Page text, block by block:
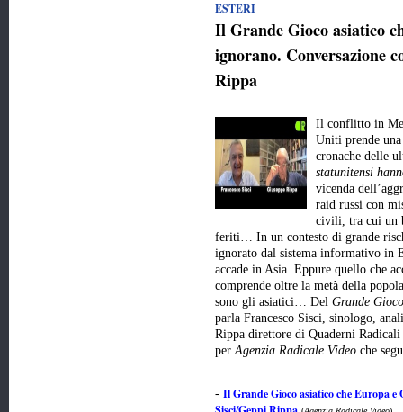
ESTERI
Il Grande Gioco asiatico
ignorano. Conversazione
Rippa
Il conflitto in
Uniti prende
cronache delle
statunitensi
vicenda
raid russi con
civili, tra cui un
feriti… In un contesto di grande
ignorato dal sistema informativo in
accade in Asia. Eppure quello che
comprende oltre la metà della
sono gli asiatici… Del Grande
parla Francesco Sisci, sinologo,
Rippa direttore di Quaderni Radicali
perAgenzia Radicale Video che
- Il Grande Gioco asiatico che Europa e